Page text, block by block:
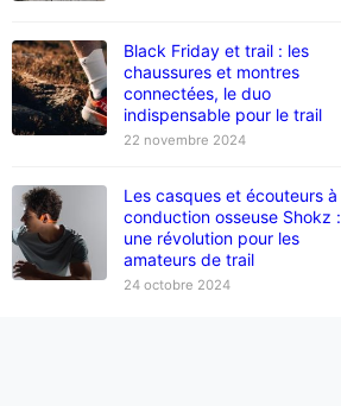
Black Friday et trail : les
chaussures et montres
connectées, le duo
indispensable pour le trail
22 novembre 2024
Les casques et écouteurs à
conduction osseuse Shokz :
une révolution pour les
amateurs de trail
24 octobre 2024